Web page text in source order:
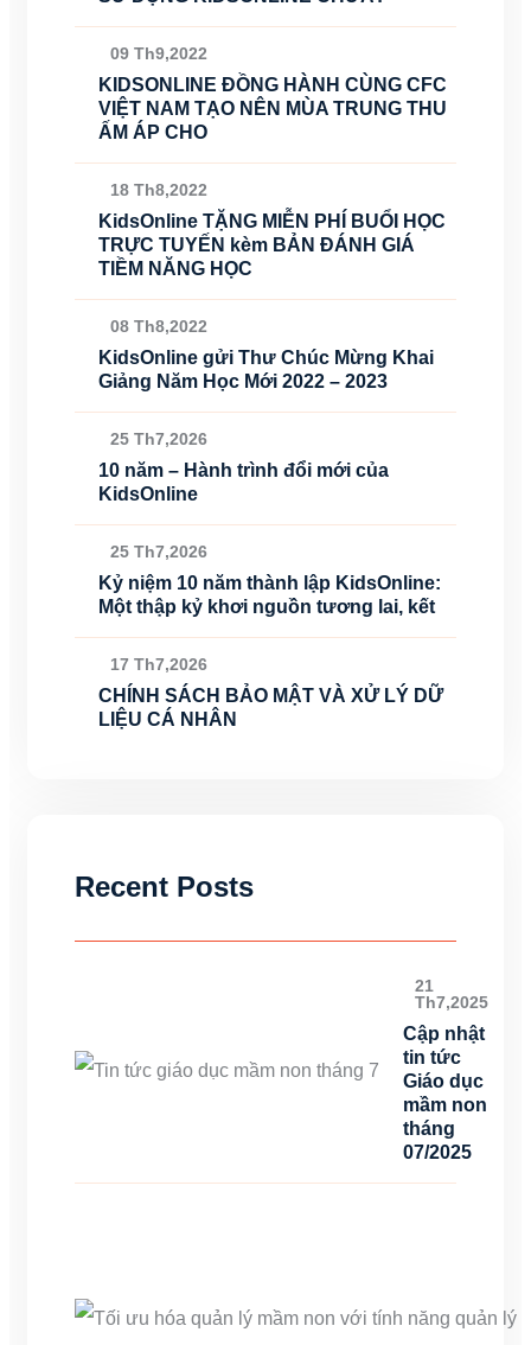
09 Th9,2022
KIDSONLINE ĐỒNG HÀNH CÙNG CFC
VIỆT NAM TẠO NÊN MÙA TRUNG THU
ẤM ÁP CHO
18 Th8,2022
KidsOnline TẶNG MIỄN PHÍ BUỔI HỌC
TRỰC TUYẾN kèm BẢN ĐÁNH GIÁ
TIỀM NĂNG HỌC
08 Th8,2022
KidsOnline gửi Thư Chúc Mừng Khai
Giảng Năm Học Mới 2022 – 2023
25 Th7,2026
10 năm – Hành trình đổi mới của
KidsOnline
25 Th7,2026
Kỷ niệm 10 năm thành lập KidsOnline:
Một thập kỷ khơi nguồn tương lai, kết
17 Th7,2026
CHÍNH SÁCH BẢO MẬT VÀ XỬ LÝ DỮ
LIỆU CÁ NHÂN
Recent Posts
21
Th7,2025
Cập nhật
tin tức
Giáo dục
mầm non
tháng
07/2025